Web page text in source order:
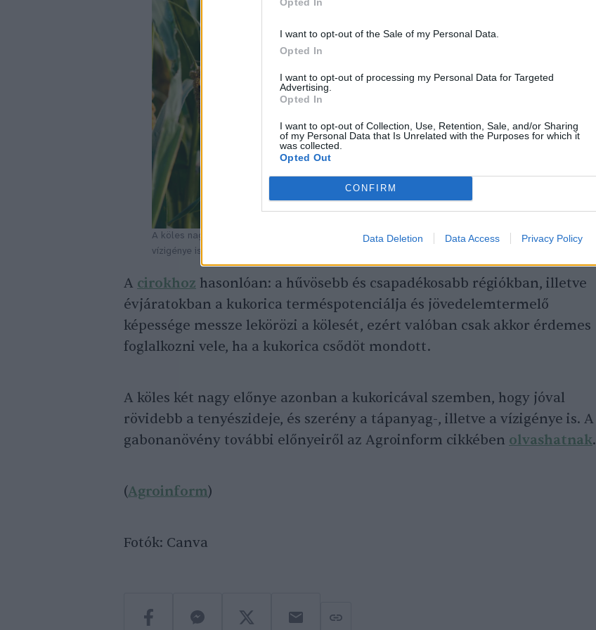
I want to opt-out of the Sale of my Personal Data.
Opted In
I want to opt-out of processing my Personal Data for Targeted
Advertising.
Opted In
I want to opt-out of Collection, Use, Retention, Sale, and/or Sharing
of my Personal Data that Is Unrelated with the Purposes for which it
was collected.
Opted Out
CONFIRM
Data Deletion Data Access Privacy Policy
A köles nagy előnye a kukoricával szemben, hogy jóval rövidebb a tenyészideje, és szerény a
vízigénye is.
A cirokhoz hasonlóan: a hűvösebb és csapadékosabb régiókban, illetve
évjáratokban a kukorica terméspotenciálja és jövedelemtermelő
képessége messze lekörözi a kölesét, ezért valóban csak akkor érdemes
foglalkozni vele, ha a kukorica csődöt mondott.
A köles két nagy előnye azonban a kukoricával szemben, hogy jóval
rövidebb a tenyészideje, és szerény a tápanyag-, illetve a vízigénye is. A
gabonanövény további előnyeiről az Agroinform cikkében olvashatnak.
(Agroinform)
Fotók: Canva